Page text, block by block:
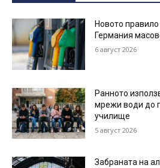
Новото
Германия
6 август 2026
Ранното
мрежи води до
училище
5 август 2026
Забраната на